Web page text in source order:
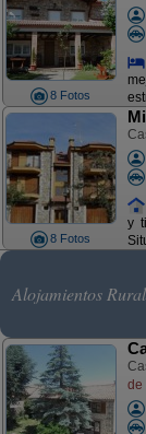
8 Fotos
8 Fotos
y
Alojamientos
de